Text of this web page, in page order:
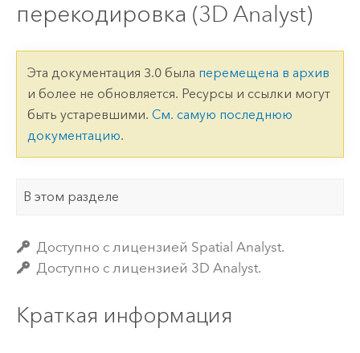
перекодировка (3D Analyst)
Эта документация 3.0 была перемещена в архив
и более не обновляется. Ресурсы и ссылки могут
быть устаревшими. См. самую последнюю
документацию.
В этом разделе
Доступно с лицензией Spatial Analyst.
Доступно с лицензией 3D Analyst.
Краткая информация